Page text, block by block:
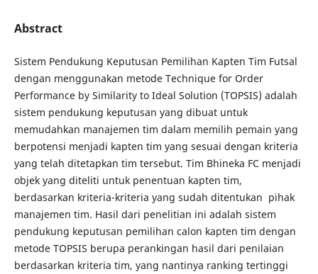
Abstract
Sistem Pendukung Keputusan Pemilihan Kapten Tim Futsal
dengan menggunakan metode Technique for Order
Performance by Similarity to Ideal Solution (TOPSIS) adalah
sistem pendukung keputusan yang dibuat untuk
memudahkan manajemen tim dalam memilih pemain yang
berpotensi menjadi kapten tim yang sesuai dengan kriteria
yang telah ditetapkan tim tersebut. Tim Bhineka FC menjadi
objek yang diteliti untuk penentuan kapten tim,
berdasarkan kriteria-kriteria yang sudah ditentukan pihak
manajemen tim. Hasil dari penelitian ini adalah sistem
pendukung keputusan pemilihan calon kapten tim dengan
metode TOPSIS berupa perankingan hasil dari penilaian
berdasarkan kriteria tim, yang nantinya ranking tertinggi